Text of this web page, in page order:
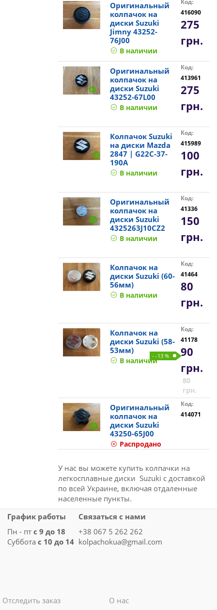
Оригинальный
колпачок на
диски Suzuki
Jimny 43252-
76J00
В наличии
416090
275
грн.
Оригинальный
колпачок на
диски Suzuki
43252-67L00
В наличии
Код:
413961
275
грн.
Колпачок Suzuki
на диски Mazda
2847 | G22C-37-
190A
В наличии
Код:
415989
100
грн.
Оригинальный
колпачок на
диски Suzuki
4325263J10CZ2
В наличии
Код:
41336
150
грн.
Колпачок на
диски Suzuki (60-
56мм)
В наличии
Код:
41464
80
грн.
- -13 %
Колпачок на
диски Suzuki (58-
53мм)
В наличии
Код:
41178
90
грн.
80
грн.
Оригинальный
колпачок на
диски Suzuki
43250-65J00
Распродано
Код:
414071
У нас вы можете купить колпачки на
легкосплавные диски Suzuki с доставкой
по всей Украине, включая отдаленные
населенные пункты.
График работы
Пн - пт с 9 до 18
Суббота с 10 до 14
Связаться с нами
+38 067 5 262 262
kolpachokua@gmail.com
Отследить заказ
О нас